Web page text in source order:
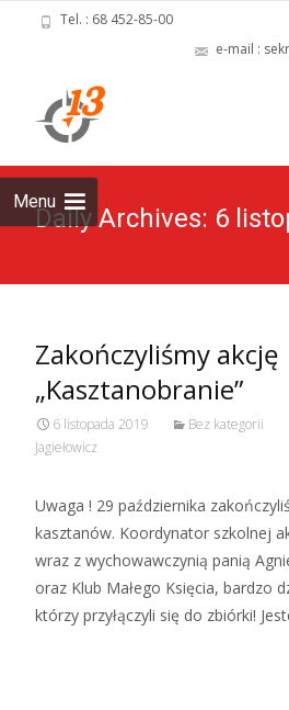
Tel. : 68 452-85-00
e-mail :
Menu
Daily Archives: 6
Zakończyliśmy akcję
„Kasztanobranie”
6 listopada 2019 Bez kategorii
Jagiełowicz
Uwaga ! 29 października
kasztanów. Koordynator szkolnej
wraz z wychowawczynią panią
oraz Klub Małego Księcia, bardzo
którzy przyłączyli się do zbiórki!